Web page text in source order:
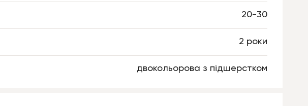
20-30
2 роки
двокольорова з підшерстком